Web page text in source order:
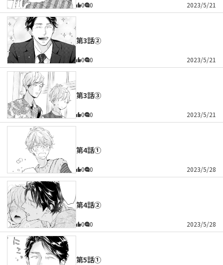
0 0 2023/5/21
第3話②
0 0 2023/5/21
第3話③
0 0 2023/5/21
第4話①
0 0 2023/5/28
第4話②
0 0 2023/5/28
第5話①